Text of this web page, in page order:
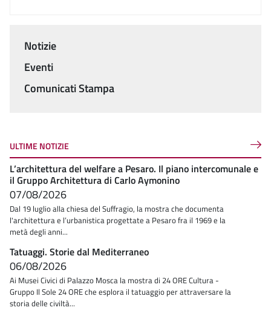
Menu
Notizie
Eventi
Comunicati Stampa
ULTIME NOTIZIE
L’architettura del welfare a Pesaro. Il piano intercomunale e
il Gruppo Architettura di Carlo Aymonino
07/08/2026
Dal 19 luglio alla chiesa del Suffragio, la mostra che documenta
l'architettura e l’urbanistica progettate a Pesaro fra il 1969 e la
metà degli anni...
Tatuaggi. Storie dal Mediterraneo
06/08/2026
Ai Musei Civici di Palazzo Mosca la mostra di 24 ORE Cultura -
Gruppo Il Sole 24 ORE che esplora il tatuaggio per attraversare la
storia delle civiltà...